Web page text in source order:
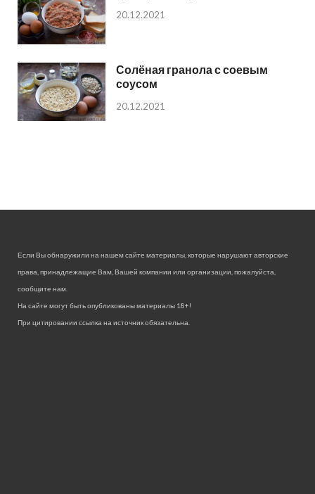
20.12.2021
Солёная гранола с соевым
соусом
20.12.2021
Если Вы обнаружили на нашем сайте материалы, которые нарушают авторские
права, принадлежащие Вам, Вашей компании или организации, пожалуйста,
сообщите нам.
На сайте могут быть опубликованы материалы 18+!
При цитировании ссылка на источник обязательна.